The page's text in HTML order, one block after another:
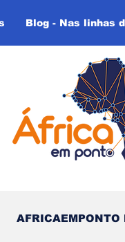
Blog - Nas linhas
AFRICAEMPONTO